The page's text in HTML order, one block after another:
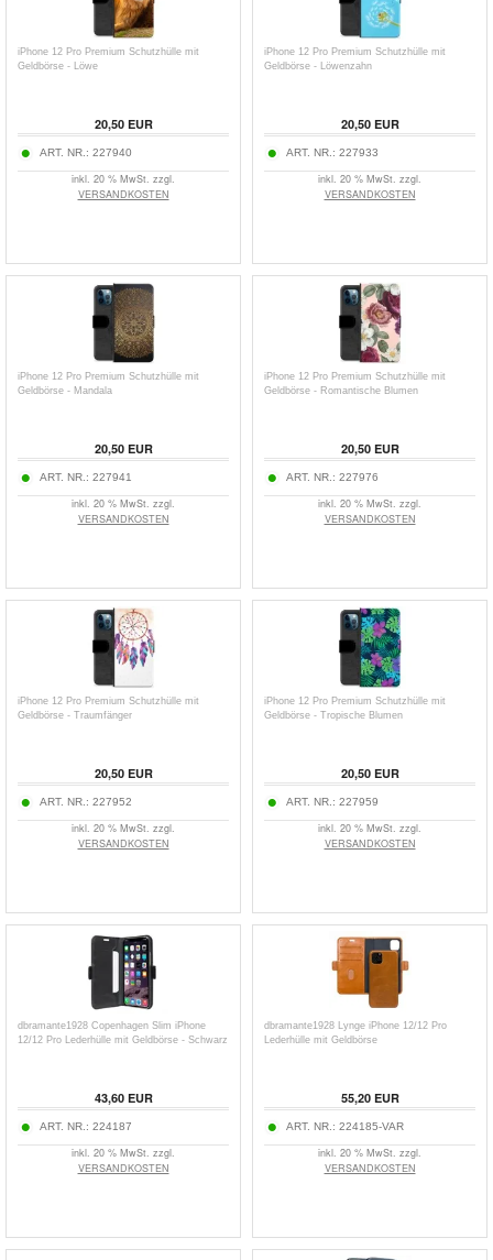
iPhone 12 Pro Premium Schutzhülle mit
Geldbörse - Löwe
20,50EUR
ART. NR.: 227940
inkl. 20 % MwSt. zzgl.
VERSANDKOSTEN
iPhone 12 Pro Premium Schutzhülle mit
Geldbörse - Löwenzahn
20,50EUR
ART. NR.: 227933
inkl. 20 % MwSt. zzgl.
VERSANDKOSTEN
iPhone 12 Pro Premium Schutzhülle mit
Geldbörse - Mandala
20,50EUR
ART. NR.: 227941
inkl. 20 % MwSt. zzgl.
VERSANDKOSTEN
iPhone 12 Pro Premium Schutzhülle mit
Geldbörse - Romantische Blumen
20,50EUR
ART. NR.: 227976
inkl. 20 % MwSt. zzgl.
VERSANDKOSTEN
iPhone 12 Pro Premium Schutzhülle mit
Geldbörse - Traumfänger
20,50EUR
ART. NR.: 227952
inkl. 20 % MwSt. zzgl.
VERSANDKOSTEN
iPhone 12 Pro Premium Schutzhülle mit
Geldbörse - Tropische Blumen
20,50EUR
ART. NR.: 227959
inkl. 20 % MwSt. zzgl.
VERSANDKOSTEN
dbramante1928 Copenhagen Slim iPhone
12/12 Pro Lederhülle mit Geldbörse - Schwarz
43,60EUR
ART. NR.: 224187
inkl. 20 % MwSt. zzgl.
VERSANDKOSTEN
dbramante1928 Lynge iPhone 12/12 Pro
Lederhülle mit Geldbörse
55,20EUR
ART. NR.: 224185-VAR
inkl. 20 % MwSt. zzgl.
VERSANDKOSTEN